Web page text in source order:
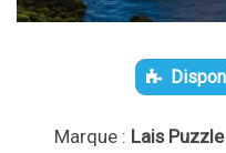
Marque : Lais Puzzle